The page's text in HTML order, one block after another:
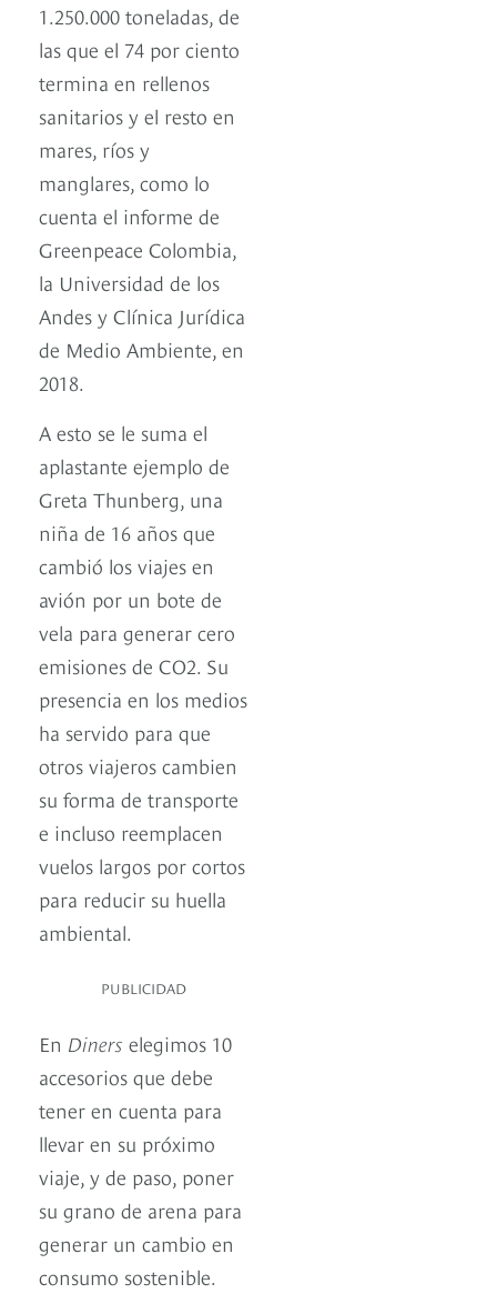
1.250.000 toneladas, de
las que el 74 por ciento
termina en rellenos
sanitarios y el resto en
mares, ríos y
manglares, como lo
cuenta el informe de
Greenpeace Colombia,
la Universidad de los
Andes y Clínica Jurídica
de Medio Ambiente, en
2018.
A esto se le suma el
aplastante ejemplo de
Greta Thunberg, una
niña de 16 años que
cambió los viajes en
avión por un bote de
vela para generar cero
emisiones de CO2. Su
presencia en los medios
ha servido para que
otros viajeros cambien
su forma de transporte
e incluso reemplacen
vuelos largos por cortos
para reducir su huella
ambiental.
PUBLICIDAD
En Diners elegimos 10
accesorios que debe
tener en cuenta para
llevar en su próximo
viaje, y de paso, poner
su grano de arena para
generar un cambio en
consumo sostenible.